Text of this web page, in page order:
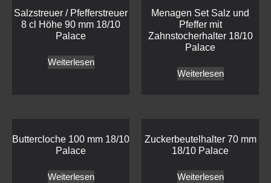
Salzstreuer / Pfefferstreuer
8 cl Höhe 90 mm 18/10
Palace
Weiterlesen
Menagen Set Salz und
Pfeffer mit
Zahnstocherhalter 18/10
Palace
Weiterlesen
Buttercloche 100 mm 18/10
Palace
Weiterlesen
Zuckerbeutelhalter 70 mm
18/10 Palace
Weiterlesen